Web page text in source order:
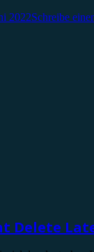
2022Schreibe
Delete